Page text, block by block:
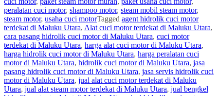
peralatan cuci motor, shampoo motor, steam mobil steam motor,
steam motor, usaha cuci motorTagged agent hidrolik cuci motor
terdekat di Maluku Utara, Alat cuci motor terdekat di Maluku Utara,
cara pasang hidrolik cuci motor di Maluku Utara, cuci motor
terdekat di Maluku Utara, harga alat cuci motor di Maluku Utara,
harga hidrolik cuci motor di Maluku Utara, harga peralatan cuci
motor di Maluku Utara, hidrolik cuci motor di Maluku Utara, jasa
pasang hidrolik cuci motor di Maluku Utara, jasa servis hidrolik cuci
motor di Maluku Utara, jual alat cuci motor terdekat di Maluku
Utara, jual alat steam motor terdekat di Maluku Utara, jual bengkel